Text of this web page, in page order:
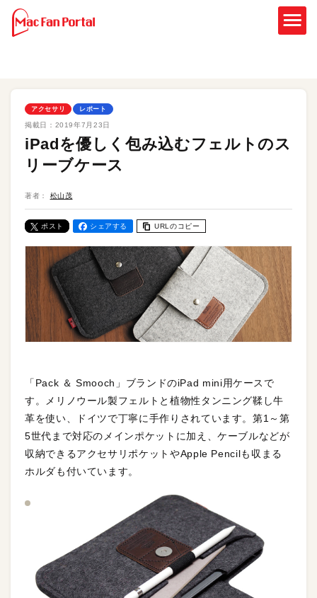
アクセサリ レポート
掲載日： 2019年7月23日
iPadを優しく包み込むフェルトのス
リーブケース
著者： 松山茂
ポスト シェアする URLのコピー
「Pack ＆ Smooch」ブランドのiPad mini用ケースで
す。メリノウール製フェルトと植物性タンニング鞣し牛
革を使い、ドイツで丁寧に手作りされています。第1～第
5世代まで対応のメインポケットに加え、ケーブルなどが
収納できるアクセサリポケットやApple Pencilも収まる
ホルダも付いています。